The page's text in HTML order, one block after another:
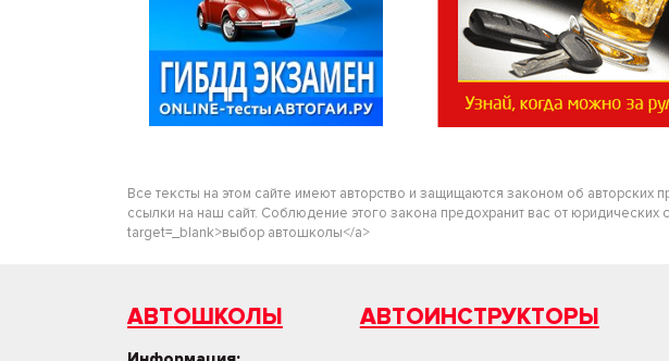
Все тексты на этом сайте имеют авторство и защищаются законом об авторских
ссылки на наш сайт. Соблюдение этого закона предохранит вас от
target=_blank>выбор автошколы</a>
АВТОШКОЛЫ АВТОИНСТРУКТОРЫ